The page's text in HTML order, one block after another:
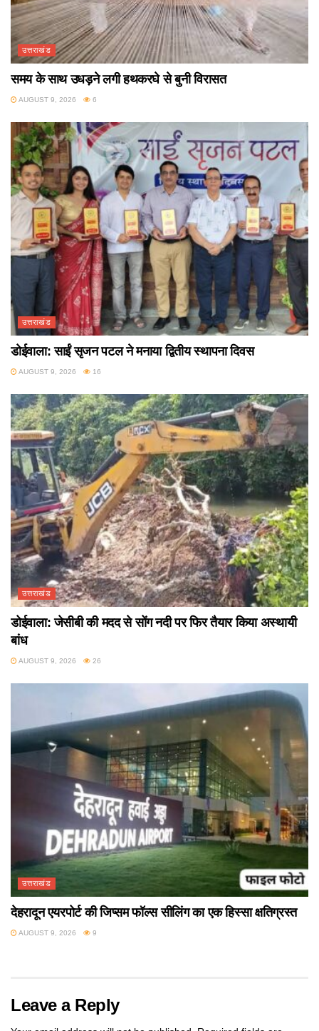
उत्तराखंड
समय के साथ उधड़ने लगी हथकरघे से बुनी विरासत
AUGUST 9, 2026 6
उत्तराखंड
डोईवाला: साईं सृजन पटल ने मनाया द्वितीय स्थापना दिवस
AUGUST 9, 2026 16
उत्तराखंड
डोईवाला: जेसीबी की मदद से सोंग नदी पर फिर तैयार किया अस्थायी
बांध
AUGUST 9, 2026 26
उत्तराखंड
देहरादून एयरपोर्ट की जिप्सम फॉल्स सीलिंग का एक हिस्सा क्षतिग्रस्त
AUGUST 9, 2026 9
Leave a Reply